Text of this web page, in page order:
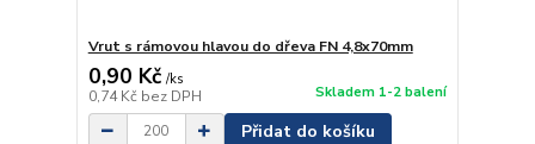
Vrut s rámovou hlavou do dřeva FN 4,8x70mm
0,90 Kč /ks
0,74 Kč bez DPH Skladem 1-2 balení
Přidat do košíku